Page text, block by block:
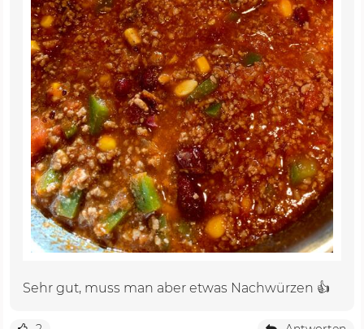
Sehr gut, muss man aber etwas Nachwürzen 👍